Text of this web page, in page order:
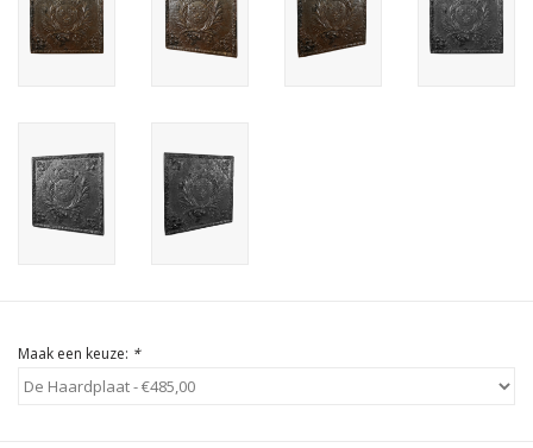
Login
Maak een keuze: *